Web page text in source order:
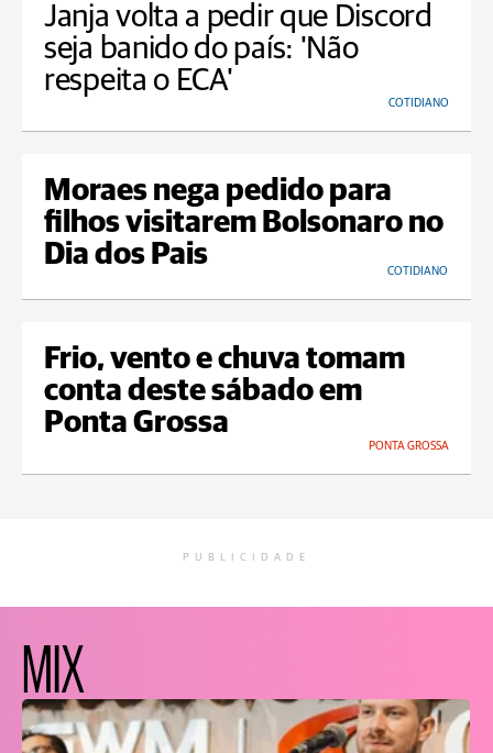
Janja volta a pedir que Discord
seja banido do país: 'Não
respeita o ECA'
COTIDIANO
Moraes nega pedido para
filhos visitarem Bolsonaro no
Dia dos Pais
COTIDIANO
Frio, vento e chuva tomam
conta deste sábado em
Ponta Grossa
PONTA GROSSA
PUBLICIDADE
MIX